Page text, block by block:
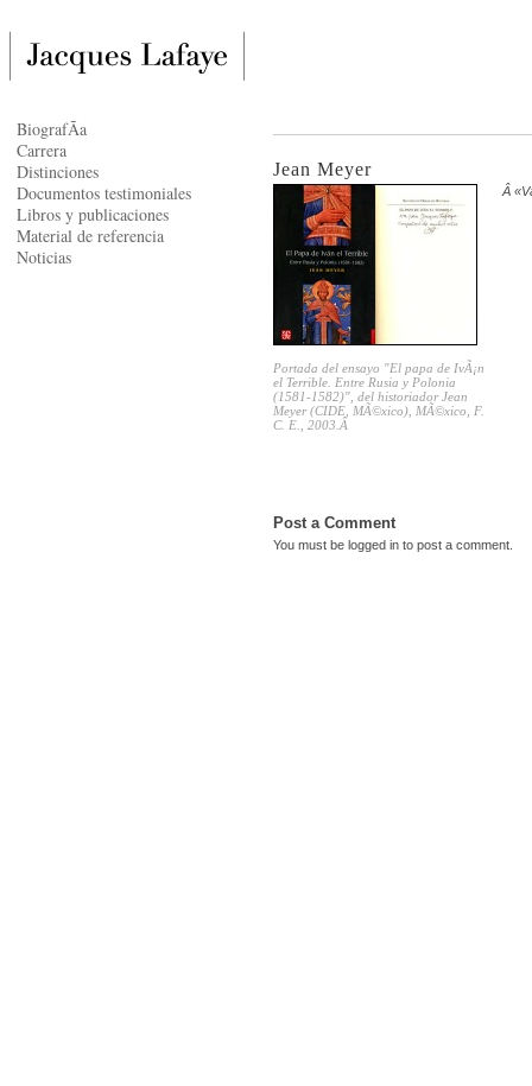
Jean Meyer
Portada del ensayo "El papa de IvÃ¡n
el Terrible. Entre Rusia y Polonia
(1581-1582)", del historiador Jean
Meyer (CIDE, MÃ©xico), MÃ©xico, F.
C. E., 2003.Â
Â
Post a Comment
You must be logged in to post a comment.
BiografÃ­a
Carrera
Distinciones
Documentos testimoniales
Libros y publicaciones
Material de referencia
Noticias